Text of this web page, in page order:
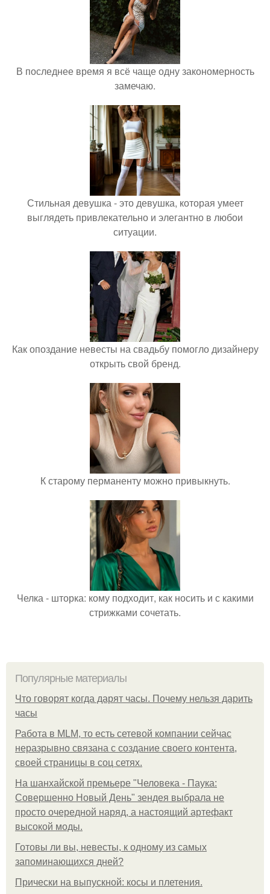
В последнее время я всё чаще одну закономерность
замечаю.
Стильная девушка - это девушка, которая умеет
выглядеть привлекательно и элегантно в любои
ситуации.
Как опоздание невесты на свадьбу помогло дизайнеру
открыть свой бренд.
К старому перманенту можно привыкнуть.
Челка - шторка: кому подходит, как носить и с какими
стрижками сочетать.
Популярные материалы
Что говорят когда дарят часы. Почему нельзя дарить
часы
Работа в MLM, то есть сетевой компании сейчас
неразрывно связана с создание своего контента,
своей страницы в соц сетях.
На шанхайской премьере "Человека - Паука:
Совершенно Новый День" зендея выбрала не
просто очередной наряд, а настоящий артефакт
высокой моды.
Готовы ли вы, невесты, к одному из самых
запоминающихся дней?
Прически на выпускной: косы и плетения.